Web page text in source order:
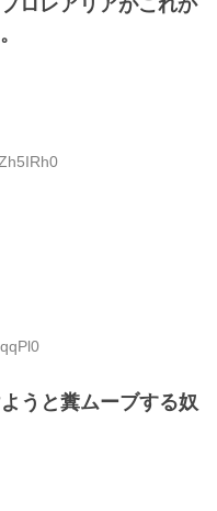
ロレアリアがこれか
うと糞ムーブする奴